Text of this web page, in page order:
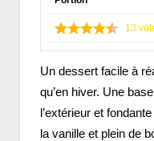
13
Un dessert facile à
qu’en hiver. Une
l’extérieur et
la vanille et plein de